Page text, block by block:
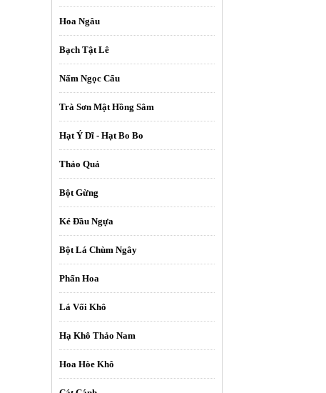
Hoa Ngâu
Bạch Tật Lê
Nấm Ngọc Cẩu
Trà Sơn Mật Hồng Sâm
Hạt Ý Dĩ - Hạt Bo Bo
Thảo Quả
Bột Gừng
Ké Đầu Ngựa
Bột Lá Chùm Ngây
Phấn Hoa
Lá Vối Khô
Hạ Khô Thảo Nam
Hoa Hòe Khô